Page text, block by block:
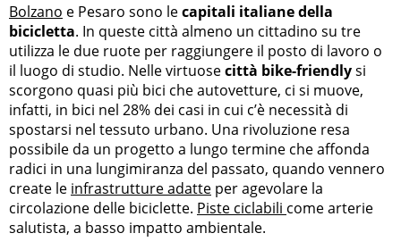
Bolzano e Pesaro sono lecapitali italiane della
bicicletta. In queste città almeno un cittadino su tre
utilizza le due ruote per raggiungere il posto di lavoro o
il luogo di studio. Nelle virtuosecittà bike-friendlysi
scorgono quasi più bici che autovetture, ci si muove,
infatti, in bici nel 28% dei casi in cui c’è necessità di
spostarsi nel tessuto urbano. Una rivoluzione resa
possibile da un progetto a lungo termine che affonda
radici in una lungimiranza del passato, quando vennero
create le infrastrutture adatte per agevolare la
circolazione delle biciclette. Piste ciclabili come arterie
salutista, a basso impatto ambientale.